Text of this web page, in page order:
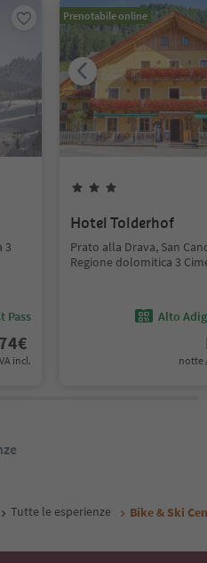
3
Pass
€
incl.
Prenotabile online
Hotel Tolderhof
Prato alla Drava, San
Regione dolomitica 3
Alto
notte
Tutte le esperienze Bike & Ski